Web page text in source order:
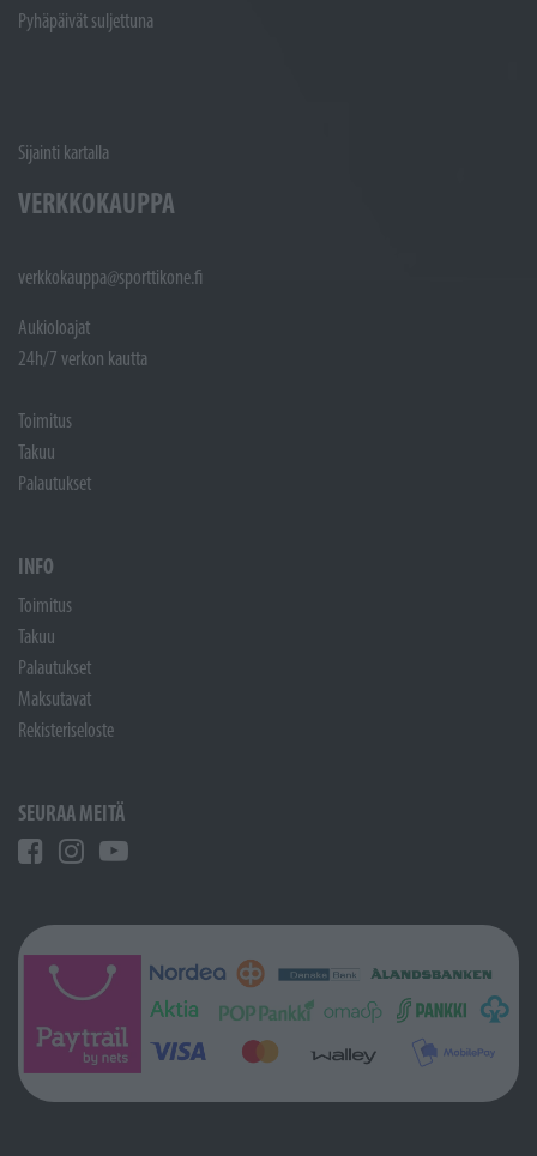
Pyhäpäivät suljettuna
Sijainti kartalla
VERKKOKAUPPA
verkkokauppa@sporttikone.fi
Aukioloajat
24h/7 verkon kautta
Toimitus
Takuu
Palautukset
INFO
Toimitus
Takuu
Palautukset
Maksutavat
Rekisteriseloste
SEURAA MEITÄ